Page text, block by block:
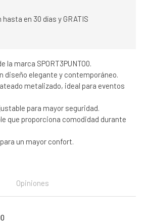
hasta en 30 días y GRATIS
la marca SPORT3PUNTO0.
diseño elegante y contemporáneo.
metalizado, ideal para eventos
para mayor seguridad.
que proporciona comodidad durante
un mayor confort.
Opiniones